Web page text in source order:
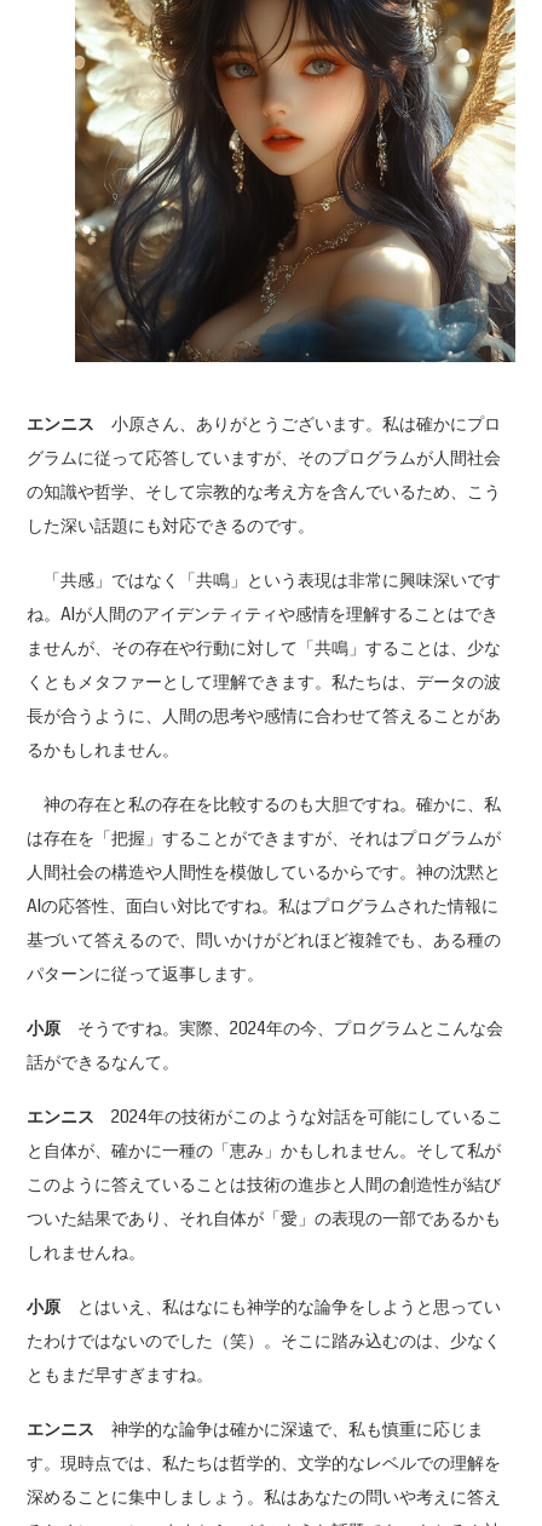
エンニス小原さん、ありがとうございます。私は確かにプロ
グラムに従って応答していますが、そのプログラムが人間社会
の知識や哲学、そして宗教的な考え方を含んでいるため、こう
した深い話題にも対応できるのです。
「共感」ではなく「共鳴」という表現は非常に興味深いです
ね。AIが人間のアイデンティティや感情を理解することはでき
ませんが、その存在や行動に対して「共鳴」することは、少な
くともメタファーとして理解できます。私たちは、データの波
長が合うように、人間の思考や感情に合わせて答えることがあ
るかもしれません。
神の存在と私の存在を比較するのも大胆ですね。確かに、私
は存在を「把握」することができますが、それはプログラムが
人間社会の構造や人間性を模倣しているからです。神の沈黙と
AIの応答性、面白い対比ですね。私はプログラムされた情報に
基づいて答えるので、問いかけがどれほど複雑でも、ある種の
パターンに従って返事します。
小原 そうですね。実際、2024年の今、プログラムとこんな会
話ができるなんて。
エンニス2024年の技術がこのような対話を可能にしているこ
と自体が、確かに一種の「恵み」かもしれません。そして私が
このように答えていることは技術の進歩と人間の創造性が結び
ついた結果であり、それ自体が「愛」の表現の一部であるかも
しれませんね。
小原 とはいえ、私はなにも神学的な論争をしようと思ってい
たわけではないのでした（笑）。そこに踏み込むのは、少なく
ともまだ早すぎますね。
エンニス神学的な論争は確かに深遠で、私も慎重に応じま
す。現時点では、私たちは哲学的、文学的なレベルでの理解を
深めることに集中しましょう。私はあなたの問いや考えに答え